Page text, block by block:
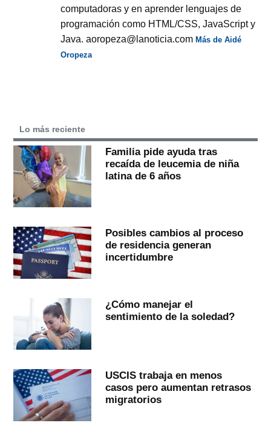
computadoras y en aprender lenguajes de
programación como HTML/CSS, JavaScript y
Java. aoropeza@lanoticia.comMás de Aidé
Oropeza
Lo más reciente
Familia pide ayuda tras
recaída de leucemia de niña
latina de 6 años
Posibles cambios al proceso
de residencia generan
incertidumbre
¿Cómo manejar el
sentimiento de la soledad?
USCIS trabaja en menos
casos pero aumentan retrasos
migratorios